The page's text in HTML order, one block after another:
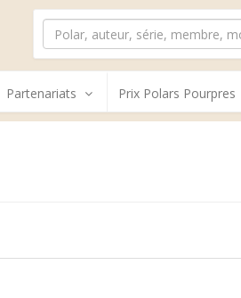
Partenariats Prix Polars Pourpres